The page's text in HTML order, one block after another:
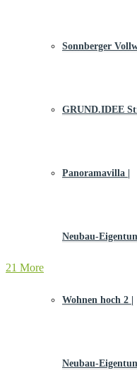
Sonnberger
GRUND.IDEE
Panoramavilla |
Neubau-
Wohnen hoch 2 |
Neubau-
21 More